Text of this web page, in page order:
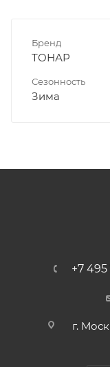
Бренд
ТОНАР
Сезонность
Зима
+7
г.